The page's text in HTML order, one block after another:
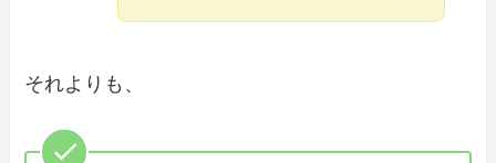
それよりも、